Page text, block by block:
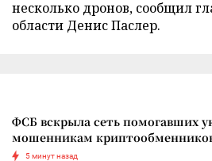
несколько дронов, сообщил
области Денис Паслер.
ФСБ вскрыла сеть помогавших
мошенникам
5 минут назад